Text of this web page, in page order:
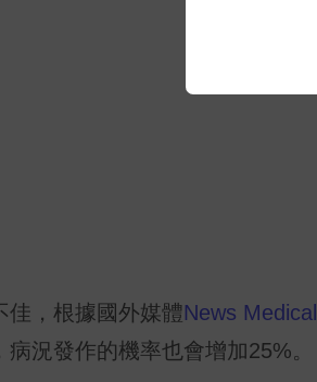
佳，根據國外媒體News Medical
況發作的機率也會增加25%。